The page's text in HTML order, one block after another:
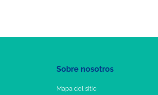
Sobre nosotros
Mapa del sitio